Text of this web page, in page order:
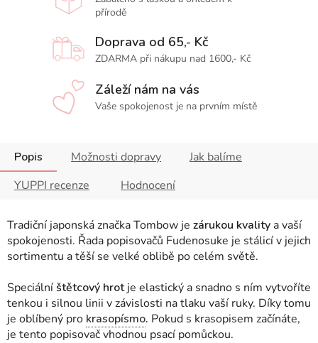
přírodě
Doprava od 65,- Kč
ZDARMA při nákupu nad 1600,- Kč
Záleží nám na vás
Vaše spokojenost je na prvním místě
Popis Možnosti dopravy
Jak balíme
YUPPI recenze
Hodnocení
Tradiční japonská značka Tombow je zárukou kvality a vaší
spokojenosti. Řada popisovačů Fudenosuke je stálicí v jejich
sortimentu a těší se velké oblibě po celém světě.
Speciálníštětcový hrotje elastický a snadno s ním vytvoříte
tenkou i silnou linii v závislosti na tlaku vaší ruky. Díky tomu
je oblíbený pro krasopísmo. Pokud s krasopisem začínáte,
je tento popisovač vhodnou psací pomůckou.